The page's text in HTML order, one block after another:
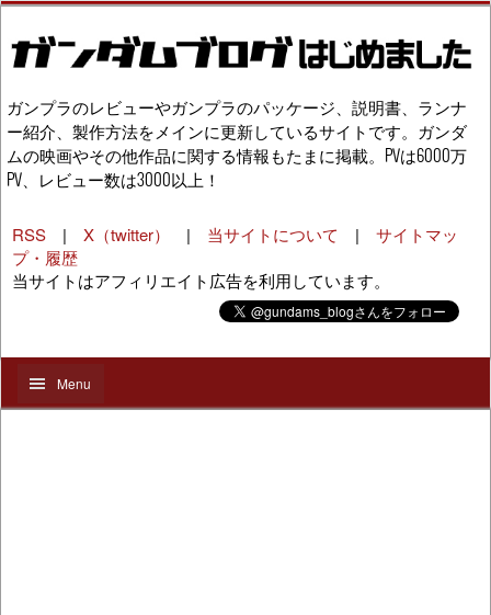
ガンプラのレビューやガンプラのパッケージ、説明書、ランナ
ー紹介、製作方法をメインに更新しているサイトです。ガンダ
ムの映画やその他作品に関する情報もたまに掲載。PVは6000万
PV、レビュー数は3000以上！
RSS | X（twitter） | 当サイトについて | サイトマッ
プ・履歴
当サイトはアフィリエイト広告を利用しています。
Menu